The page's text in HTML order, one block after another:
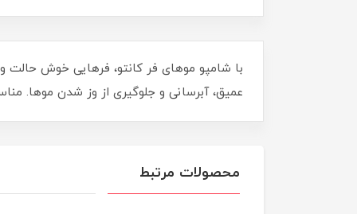
عمیق، آبرسانی و جلوگیری از وز شدن موها.
محصولات مرتبط